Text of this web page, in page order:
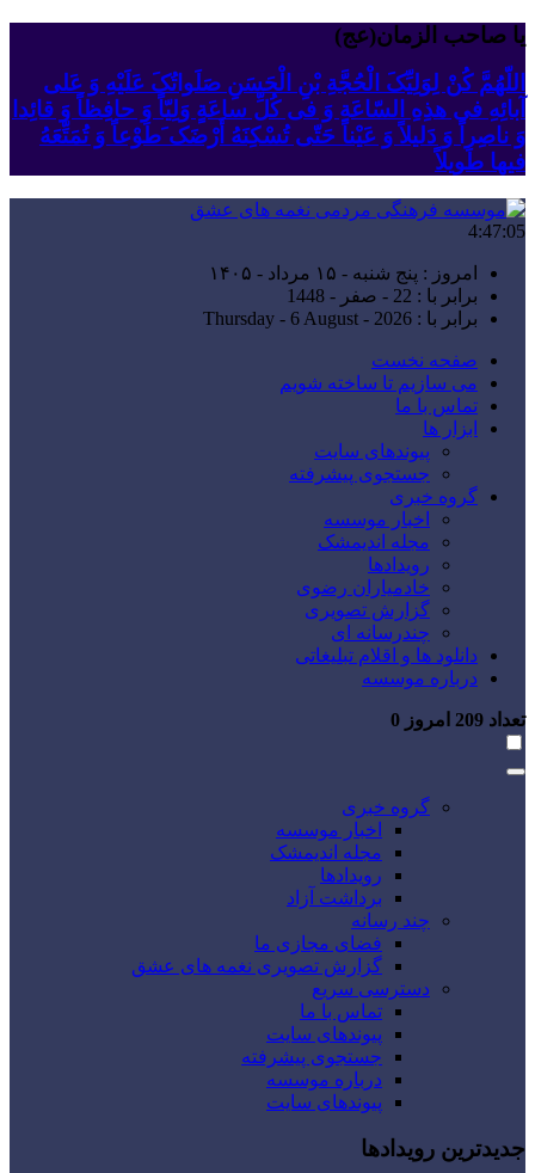
یا صاحب الزمان(عج)
اللّهُمَّ کُنْ لِوَلِیِّکَ الْحُجَّةِ بْنِ الْحَسَنِ صَلَواتُکَ عَلَیْهِ وَ عَلى
آبائِهِ فی هذِهِ السّاعَةِ وَ فی کُلِّ ساعَةٍ وَلِیّاً وَ حافِظاً وَ قائِدا
‏وَ ناصِراً وَ دَلیلاً وَ عَیْناً حَتّى تُسْکِنَهُ أَرْضَک َطَوْعاً وَ تُمَتِّعَهُ
فیها طَویلاً
4:47:05
امروز : پنج شنبه - ۱۵ مرداد - ۱۴۰۵
برابر با : 22 - صفر - 1448
برابر با : Thursday - 6 August - 2026
صفحه نخست
می سازیم تا ساخته شویم
تماس با ما
ابزار ها
پیوندهای سایت
جستجوی پیشرفته
گروه خبری
اخبار موسسه
مجله اندیمشک
رویدادها
خادمیاران رضوی
گزارش تصویری
چندرسانه ای
دانلود ها و اقلام تبلیغاتی
درباره موسسه
تعداد امروز 0
گروه خبری
اخبار موسسه
مجله اندیمشک
رویدادها
برداشت آزاد
چند رسانه
فضای مجازی ما
گزارش تصویری نغمه های عشق
دسترسی سریع
تماس با ما
پیوندهای سایت
جستجوی پیشرفته
درباره موسسه
پیوندهای سایت
جدیدترین رویدادها